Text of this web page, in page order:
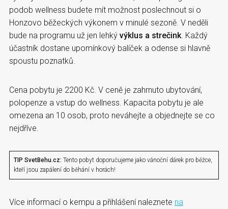
podob wellness budete mít možnost poslechnout si o
Honzovo běžeckých výkonem v minulé sezoně. V neděli
bude na programu už jen lehký výklus a strečink . Každý
účastník dostane upomínkový balíček a odense si hlavně
spoustu poznatků.
Cena pobytu je 2200 Kč. V ceně je zahrnuto ubytování,
polopenze a vstup do wellness. Kapacita pobytu je ale
omezena an 10 osob, proto neváhejte a objednejte se co
nejdříve.
TIP SvetBehu.cz: Tento pobyt doporučujeme jako vánoční dárek pro běžce,
kteří jsou zapálení do běhání v horách!
Více informací o kempu a přihlášení naleznete na